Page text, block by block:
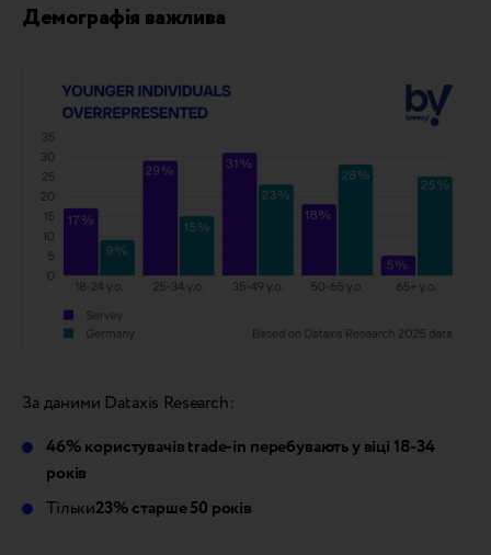
Демографія важлива
За даними Dataxis Research:
46% користувачів trade-in перебувають у віці 18-34
років
Тільки23% старше 50 років